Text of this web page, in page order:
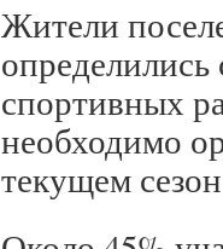
Жители
спортивных
необходимо
текущем